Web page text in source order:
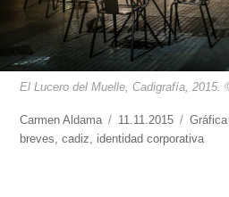
El Lucero del Muelle, Cadigrafía, 2015.
https://www.experimenta.es/author/
aldama/
Carmen Aldama
Publicado
el
11.11.2015
breves,cadiz, identidad corporativa